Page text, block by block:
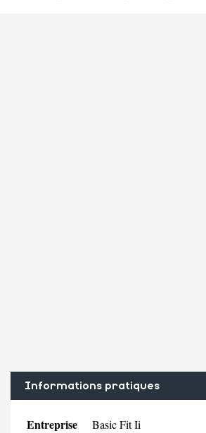
Informations pratiques
Entreprise Basic Fit Ii